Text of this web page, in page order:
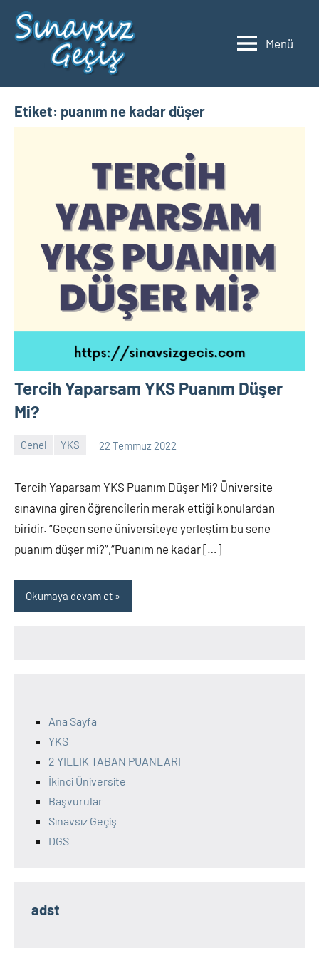
İçeriğe
geç
Puanları
Sıralamaları
Menü
Etiket: puanım ne kadar düşer
Tercih Yaparsam YKS Puanım Düşer
Mi?
Genel YKS 22 Temmuz 2022
Tercih Yaparsam YKS Puanım Düşer Mi? Üniversite
sınavına giren öğrencilerin merak ettiği konulardan
biridir. “Geçen sene üniversiteye yerleştim bu sene
puanım düşer mi?”,“Puanım ne kadar […]
Okumaya devam et
Ana Sayfa
YKS
2 YILLIK TABAN PUANLARI
İkinci Üniversite
Başvurular
Sınavsız Geçiş
DGS
adst